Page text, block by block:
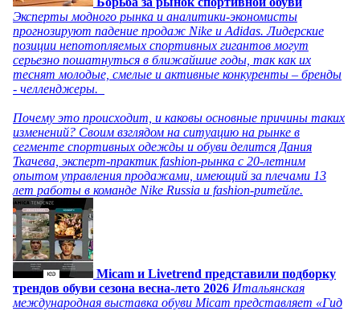
Эксперты модного рынка и аналитики-экономисты
прогнозируют падение продаж Nike и Adidas. Лидерские
позиции непотопляемых спортивных гигантов могут
серьезно пошатнуться в ближайшие годы, так как их
теснят молодые, смелые и активные конкуренты – бренды
- челленджеры.
Почему это происходит, и каковы основные причины таких
изменений? Своим взглядом на ситуацию на рынке в
сегменте спортивных одежды и обуви делится Дания
Ткачева, эксперт-практик fashion-рынка с 20-летним
опытом управления продажами, имеющий за плечами 13
лет работы в команде Nike Russia и fashion-ритейле.
Micam и Livetrend представили подборку
трендов обуви сезона весна-лето 2026 Итальянская
международная выставка обуви Micam представляет «Гид